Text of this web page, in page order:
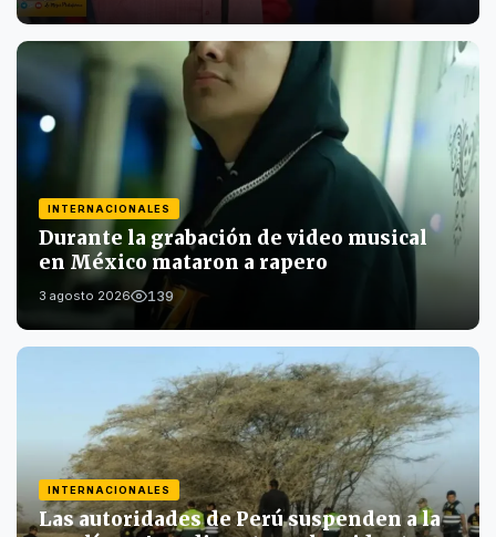
INTERNACIONALES
Durante la grabación de video musical
en México mataron a rapero
3 agosto 2026 139
INTERNACIONALES
Las autoridades de Perú suspenden a la